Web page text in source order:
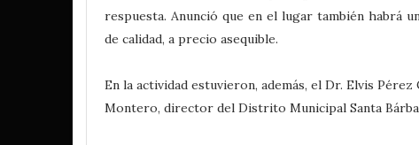
respuesta. Anunció que en el lugar también habrá
de calidad, a precio asequible.
En la actividad estuvieron, además, el Dr. Elvis
Montero, director del Distrito Municipal Santa